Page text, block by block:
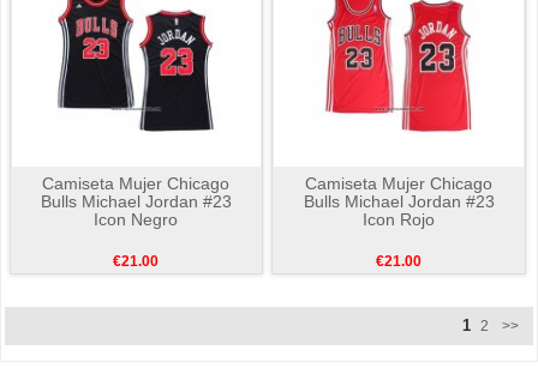
Camiseta Mujer Chicago
Bulls Michael Jordan #23
Icon Negro
€21.00
Camiseta Mujer Chicago
Bulls Michael Jordan #23
Icon Rojo
€21.00
1 2 >>